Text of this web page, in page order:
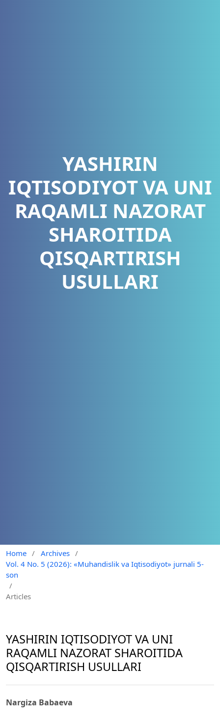
YASHIRIN
IQTISODIYOT VA UNI
RAQAMLI NAZORAT
SHAROITIDA
QISQARTIRISH
USULLARI
Home / Archives /
Vol. 4 No. 5 (2026): «Muhandislik va Iqtisodiyot» jurnali 5-
son
/
Articles
YASHIRIN IQTISODIYOT VA UNI
RAQAMLI NAZORAT SHAROITIDA
QISQARTIRISH USULLARI
Nargiza Babaeva